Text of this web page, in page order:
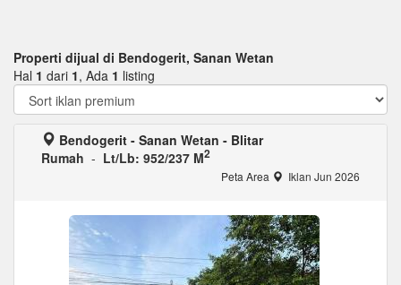
Properti dijual di Bendogerit, Sanan Wetan
Hal 1 dari 1, Ada 1 listing
Bendogerit - Sanan Wetan - Blitar
Rumah - Lt/Lb: 952/237 M2
Peta Area Iklan Jun 2026